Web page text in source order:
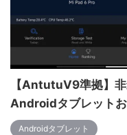
【AntutuV9準拠】
Androidタブレットお
Androidタブレット